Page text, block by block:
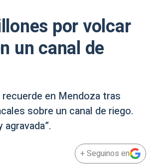
por volcar
un canal de
en Mendoza tras
sobre un canal de riego.
+ Seguinos en